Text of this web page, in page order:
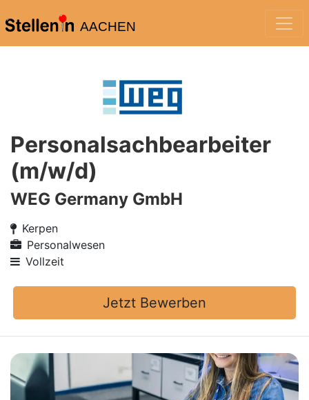
AACHEN
Personalsachbearbeiter
(m/w/d)
WEG Germany GmbH
Kerpen
Personalwesen
Vollzeit
Jetzt Bewerben